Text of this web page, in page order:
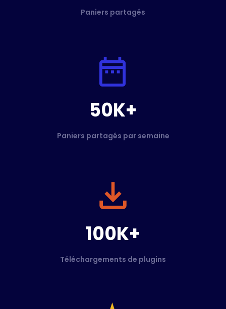
Paniers partagés
50K+
Paniers partagés par semaine
100K+
Téléchargements de plugins